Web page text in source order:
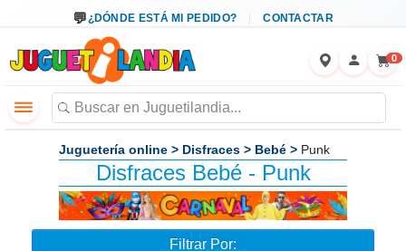
¿DÓNDE ESTÁ MI PEDIDO? CONTACTAR
0
Juguetería online > Disfraces > Bebé > Punk
Disfraces Bebé - Punk
Filtrar Por: